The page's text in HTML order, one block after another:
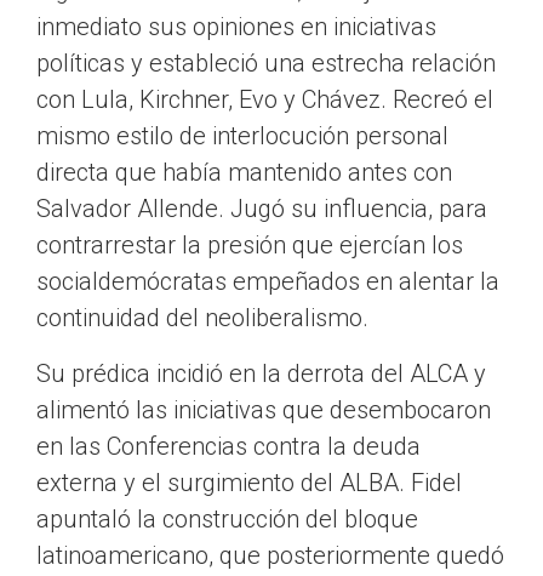
inmediato sus opiniones en iniciativas
políticas y estableció una estrecha relación
con Lula, Kirchner, Evo y Chávez. Recreó el
mismo estilo de interlocución personal
directa que había mantenido antes con
Salvador Allende. Jugó su influencia, para
contrarrestar la presión que ejercían los
socialdemócratas empeñados en alentar la
continuidad del neoliberalismo.
Su prédica incidió en la derrota del ALCA y
alimentó las iniciativas que desembocaron
en las Conferencias contra la deuda
externa y el surgimiento del ALBA. Fidel
apuntaló la construcción del bloque
latinoamericano, que posteriormente quedó